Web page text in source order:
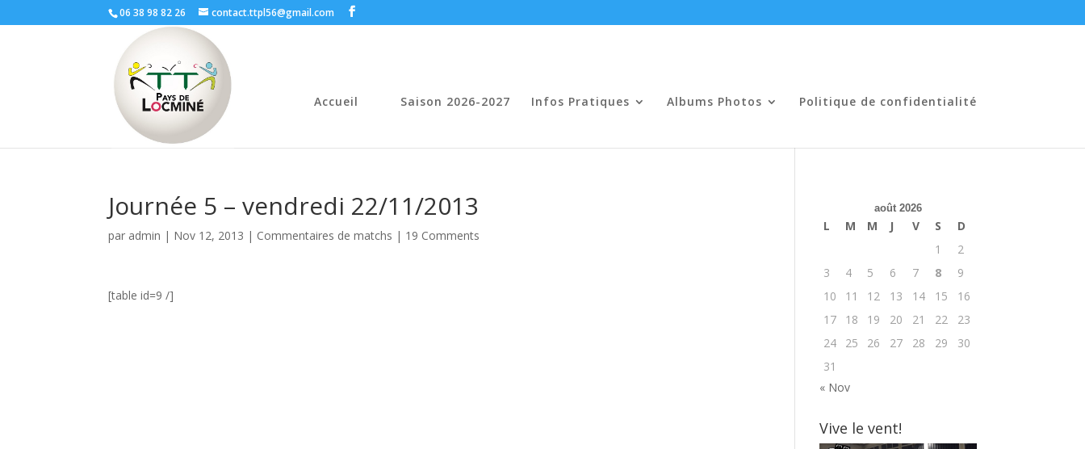
06 38 98 82 26 contact.ttpl56@gmail.com
Accueil Saison 2026-2027 Infos Pratiques Albums Photos Politique de confidentialité
Journée 5 – vendredi 22/11/2013
par admin | Nov 12, 2013 | Commentaires de matchs | 19 Comments
[table id=9 /]
août 2026
L M M J V S
D
1
2
3
4 5 6 7 8
9
10
11 12 13 14 15
16
17
18 19 20 21 22
23
24
25 26 27 28 29
30
31
« Nov
Vive le vent!